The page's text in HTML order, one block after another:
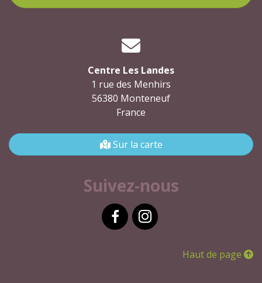
Centre Les Landes
1 rue des Menhirs
56380 Monteneuf
France
Sur la carte
Suivez-nous
Haut de page